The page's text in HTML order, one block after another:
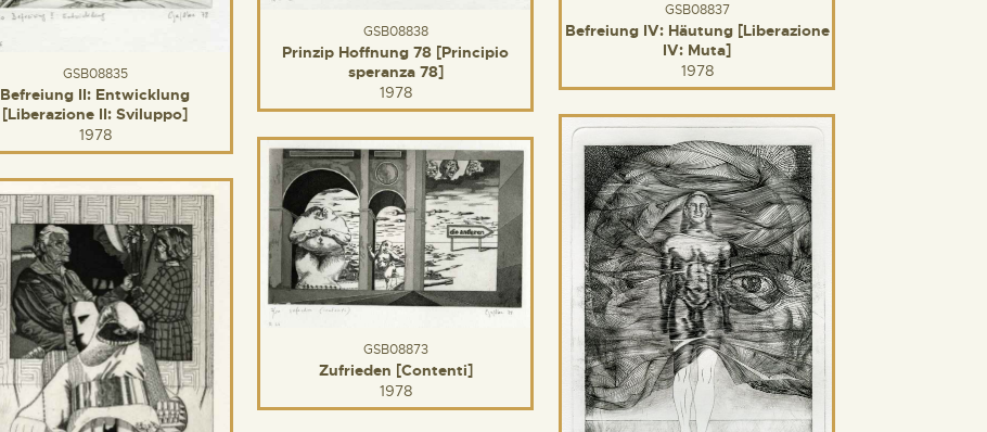
GSB08838
Prinzip Hoffnung 78 [Principio
speranza 78]
1978
GSB08837
Befreiung IV: Häutung [Liberazione
IV: Muta]
1978
GSB08835
Befreiung II: Entwicklung
[Liberazione II: Sviluppo]
1978
GSB08873
Zufrieden [Contenti]
1978